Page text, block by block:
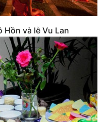
Hồn và lễ Vu Lan